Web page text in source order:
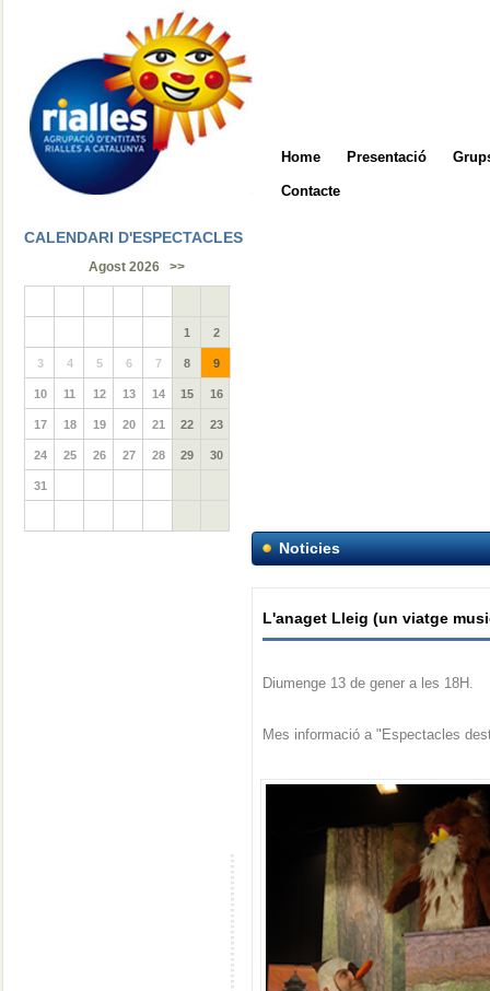
Home Presentació
Contacte
CALENDARI D'ESPECTACLES
Agost 2026 >>
1 2
3 4 5 6 7 8 9
10 11 12 13 14 15 16
17 18 19 20 21 22 23
24 25 26 27 28 29 30
31
Noticies
L'anaget Lleig (un viatge
Diumenge 13 de gener a les 18H.
Mes informació a "Espectacles